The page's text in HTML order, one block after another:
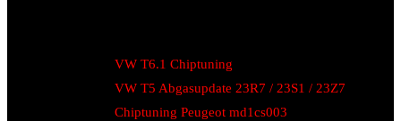
VW T6.1 Chiptuning
VW T5 Abgasupdate 23R7 / 23S1 / 23Z7
Chiptuning Peugeot md1cs003